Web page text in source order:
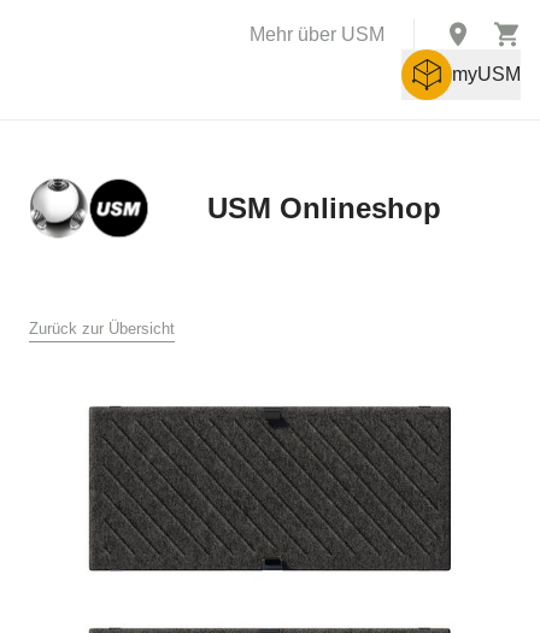
Mehr über USM
myUSM
USM Onlineshop
Zurück zur Übersicht
USM U. Schärer Söhne AG, Münsingen
1. Allgemeines
Diese Verkaufs- und Lieferbedingungen gelten für den Verkauf
und die Lieferung von Produkten durch USM U. Schärer Söhne
AG an Endkunden in der Schweiz im Online Shop auf